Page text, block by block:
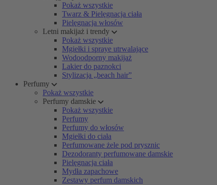
Pokaż wszystkie
Twarz & Pielęgnacja ciała
Pielęgnacja włosów
Letni makijaż i trendy
Pokaż wszystkie
Mgiełki i spraye utrwalające
Wodoodporny makijaż
Lakier do paznokci
Stylizacja „beach hair”
Perfumy
Pokaż wszystkie
Perfumy damskie
Pokaż wszystkie
Perfumy
Perfumy do włosów
Mgiełki do ciała
Perfumowane żele pod prysznic
Dezodoranty perfumowane damskie
Pielęgnacja ciała
Mydła zapachowe
Zestawy perfum damskich